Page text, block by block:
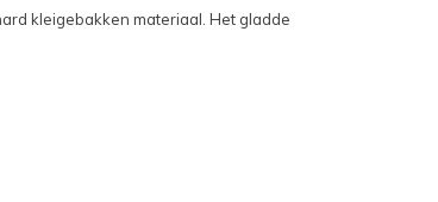
kleigebakken materiaal. Het gladde